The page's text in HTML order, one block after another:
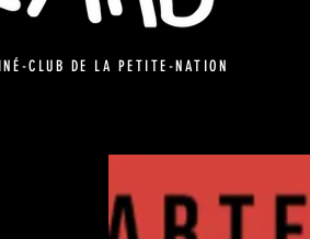
CLUB DE LA PETITE-NATION